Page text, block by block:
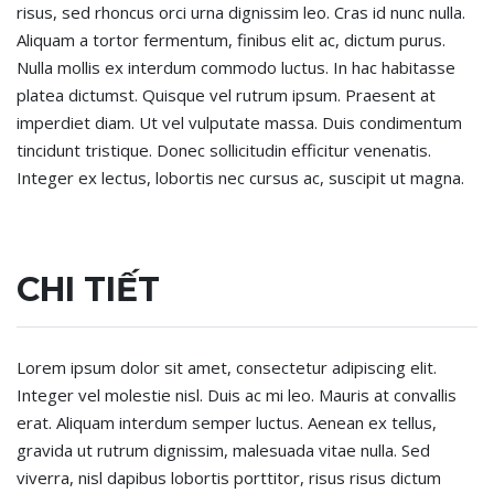
risus, sed rhoncus orci urna dignissim leo. Cras id nunc nulla.
Aliquam a tortor fermentum, finibus elit ac, dictum purus.
Nulla mollis ex interdum commodo luctus. In hac habitasse
platea dictumst. Quisque vel rutrum ipsum. Praesent at
imperdiet diam. Ut vel vulputate massa. Duis condimentum
tincidunt tristique. Donec sollicitudin efficitur venenatis.
Integer ex lectus, lobortis nec cursus ac, suscipit ut magna.
CHI TIẾT
Lorem ipsum dolor sit amet, consectetur adipiscing elit.
Integer vel molestie nisl. Duis ac mi leo. Mauris at convallis
erat. Aliquam interdum semper luctus. Aenean ex tellus,
gravida ut rutrum dignissim, malesuada vitae nulla. Sed
viverra, nisl dapibus lobortis porttitor, risus risus dictum